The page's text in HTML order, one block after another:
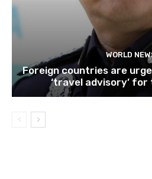
WORLD
Foreign countries are
‘travel advisory’ for